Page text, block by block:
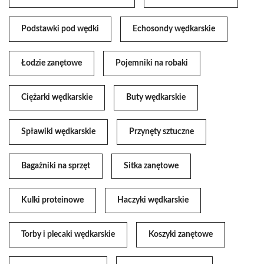
Podstawki pod wędki Echosondy wędkarskie
Łodzie zanętowe Pojemniki na robaki
Ciężarki wędkarskie Buty wędkarskie
Spławiki wędkarskie Przynęty sztuczne
Bagażniki na sprzęt Sitka zanętowe
Kulki proteinowe Haczyki wędkarskie
Torby i plecaki wędkarskie Koszyki zanętowe